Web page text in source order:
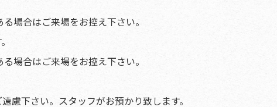
場合はご来場をお控え下さい。
場合はご来場をお控え下さい。
慮下さい。スタッフがお預かり致します。